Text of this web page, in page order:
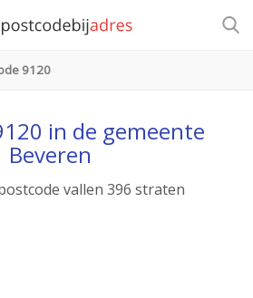
9120
in de gemeente
Beveren
vallen 396 straten